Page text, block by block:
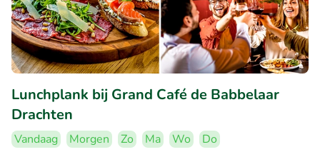
Lunchplank bij Grand Café de Babbelaar
Drachten
Vandaag Morgen Zo Ma Wo
Do